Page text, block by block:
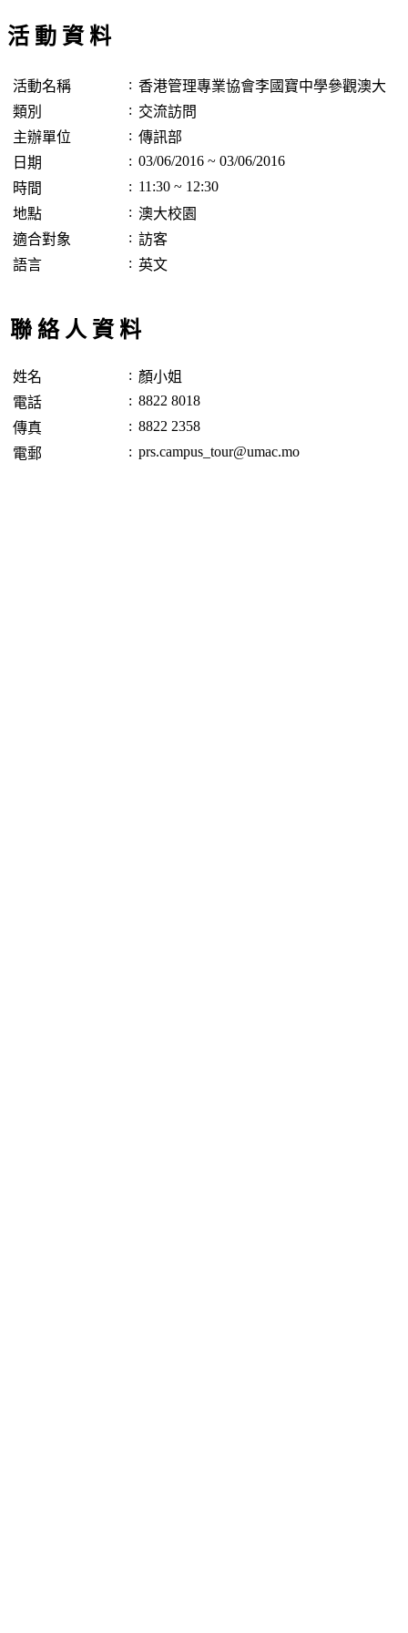
活 動 資 料
活動名稱 : 香港管理專業協會李國寶中學參觀澳大
類別
: 交流訪問
主辦單位
: 傳訊部
日期
: 03/06/2016 ~ 03/06/2016
時間
: 11:30 ~ 12:30
地點
: 澳大校園
適合對象
: 訪客
語言
: 英文
聯 絡 人 資 料
姓名 : 顏小姐
電話
: 8822 8018
傳真
: 8822 2358
電郵
: prs.campus_tour@umac.mo